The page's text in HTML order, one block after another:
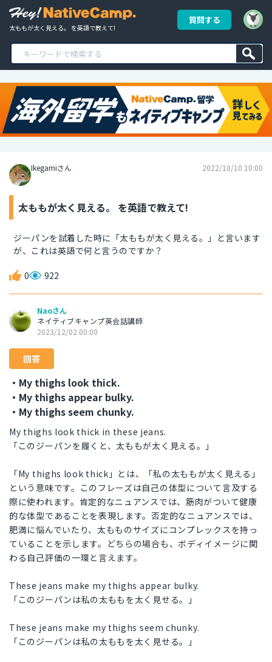
太ももが太く見える。 を英語で教えて!
質問する
Ikegamiさん 2022/10/10 10:00
太ももが太く見える。 を英語で教えて!
ジーパンを試着した時に「太ももが太く見える。」と言います
が、これは英語で何と言うのですか？
0 922
Naoさん
ネイティブキャンプ英会話講師
2023/12/02 00:00
回答
・My thighs look thick.
・My thighs appear bulky.
・My thighs seem chunky.
My thighs look thick in these jeans.
「このジーパンを履くと、太ももが太く見える。」
「My thighs look thick」とは、「私の太ももが太く見える」
という意味です。このフレーズは自己の体型について言及する
際に使われます。肯定的なニュアンスでは、筋肉がついて健康
的な体型であることを表現します。否定的なニュアンスでは、
肥満に悩んでいたり、太もものサイズにコンプレックスを持っ
ていることを示します。どちらの場合も、ボディイメージに関
わる自己評価の一環と言えます。
These jeans make my thighs appear bulky.
「このジーパンは私の太ももを太く見せる。」
These jeans make my thighs seem chunky.
「このジーパンは私の太ももを太く見せる。」